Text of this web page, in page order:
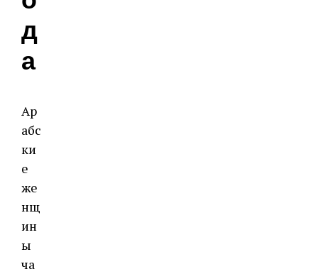
д
а
Ар
абс
ки
е
же
нщ
ин
ы
ча